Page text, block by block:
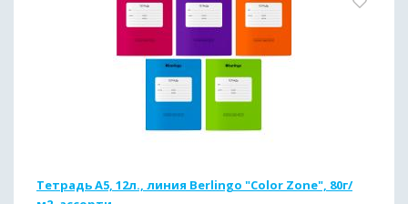
Тетрадь А5, 12л., линия Berlingo "Color Zone", 80г/